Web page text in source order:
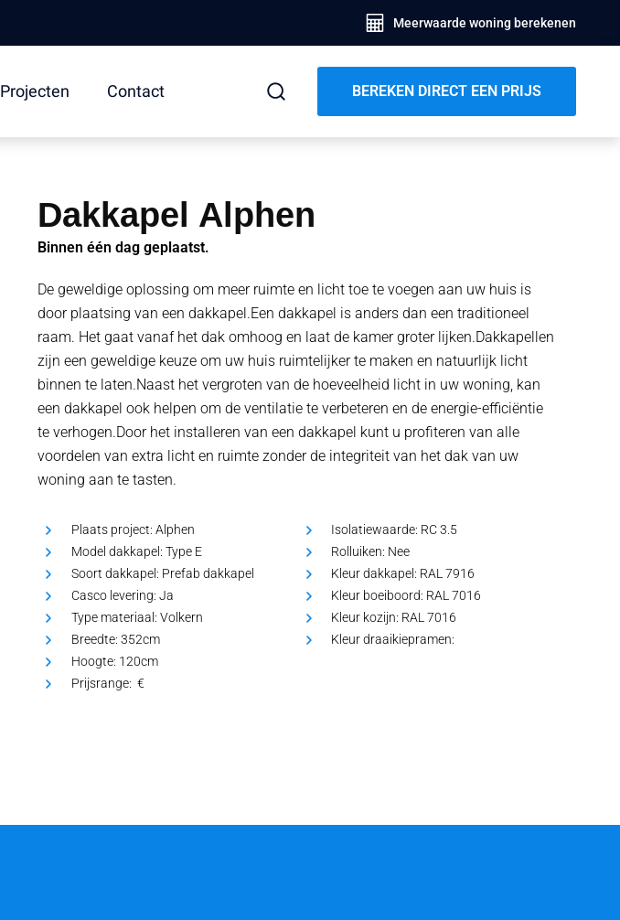
Meerwaarde woning berekenen
Projecten Contact BEREKEN DIRECT EEN PRIJS
Dakkapel Alphen
Binnen één dag geplaatst.
De geweldige oplossing om meer ruimte en licht toe te voegen aan uw huis is
door plaatsing van een dakkapel.Een dakkapel is anders dan een traditioneel
raam. Het gaat vanaf het dak omhoog en laat de kamer groter lijken.Dakkapellen
zijn een geweldige keuze om uw huis ruimtelijker te maken en natuurlijk licht
binnen te laten.Naast het vergroten van de hoeveelheid licht in uw woning, kan
een dakkapel ook helpen om de ventilatie te verbeteren en de energie-efficiëntie
te verhogen.Door het installeren van een dakkapel kunt u profiteren van alle
voordelen van extra licht en ruimte zonder de integriteit van het dak van uw
woning aan te tasten.
Plaats project: Alphen
Model dakkapel: Type E
Soort dakkapel: Prefab dakkapel
Casco levering: Ja
Type materiaal: Volkern
Breedte: 352cm
Hoogte: 120cm
Prijsrange: €
Isolatiewaarde: RC 3.5
Rolluiken: Nee
Kleur dakkapel: RAL 7916
Kleur boeiboord: RAL 7016
Kleur kozijn: RAL 7016
Kleur draaikiepramen: